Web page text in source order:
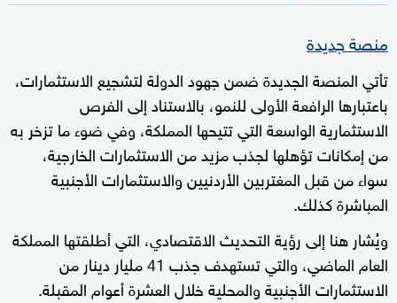
منصة جديدة
تأتي المنصة الجديدة ضمن جهود الدولة لتشجيع الاستثمارات،
باعتبارها الرافعة الأولى للنمو، بالاستناد إلى الفرص
الاستثمارية الواسعة التي تتيحها المملكة، وفي ضوء ما تزخر به
من إمكانات تؤهلها لجذب مزيد من الاستثمارات الخارجية،
سواء من قبل المغتربين الأردنيين والاستثمارات الأجنبية
المباشرة كذلك.
ويُشار هنا إلى رؤية التحديث الاقتصادي، التي أطلقتها المملكة
العام الماضي، والتي تستهدف جذب 41 مليار دينار من
الاستثمارات الأجنبية والمحلية خلال العشرة أعوام المقبلة.